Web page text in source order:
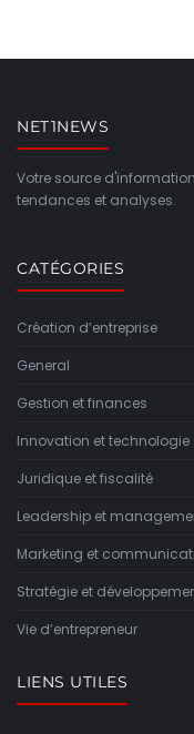
NET1NEWS
Votre source
tendances et analyses.
CATÉGORIES
Création d’entreprise
General
Gestion et finances
Innovation et technologie
Juridique et fiscalité
Leadership et
Marketing et
Stratégie et
Vie d’entrepreneur
LIENS UTILES